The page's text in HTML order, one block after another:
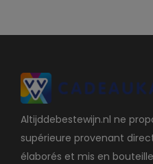
Altijddebestewijn.nl ne
supérieure provenant
élaborés et mis en